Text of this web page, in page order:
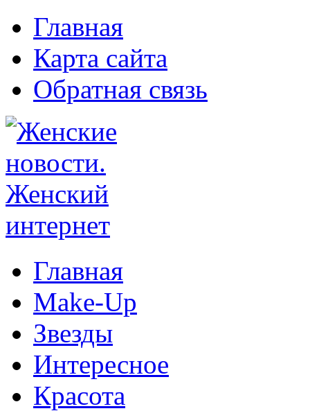
Главная
Карта сайта
Обратная связь
Главная
Make-Up
Звезды
Интересное
Красота